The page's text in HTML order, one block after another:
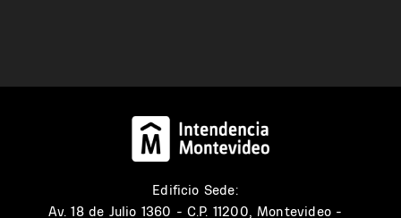
Edificio Sede:
Av. 18 de Julio 1360 - C.P. 11200, Montevideo -